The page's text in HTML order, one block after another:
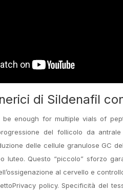
di Sildenafil
enough for multiple vials of
del follicolo da
delle cellule granulose GC
luteo. Questo “piccolo” sforzo
al cervello e
policy. Specificità del